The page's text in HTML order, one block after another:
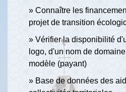
Connaître les
projet de transition
Vérifier la disponibilité
logo, d'un nom de
modèle (payant)
Base de données des